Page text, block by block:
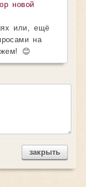
новой
или, ещё
на
😊
закрыть